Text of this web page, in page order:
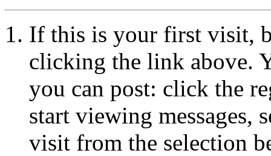
If this is your first visit,
clicking the link above.
you can post: click the
start viewing messages,
visit from the selection